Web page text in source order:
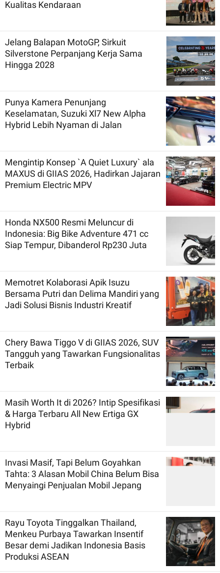
Kualitas Kendaraan
Jelang Balapan MotoGP, Sirkuit
Silverstone Perpanjang Kerja Sama
Hingga 2028
Punya Kamera Penunjang
Keselamatan, Suzuki Xl7 New Alpha
Hybrid Lebih Nyaman di Jalan
Mengintip Konsep `A Quiet Luxury` ala
MAXUS di GIIAS 2026, Hadirkan Jajaran
Premium Electric MPV
Honda NX500 Resmi Meluncur di
Indonesia: Big Bike Adventure 471 cc
Siap Tempur, Dibanderol Rp230 Juta
Memotret Kolaborasi Apik Isuzu
Bersama Putri dan Delima Mandiri yang
Jadi Solusi Bisnis Industri Kreatif
Chery Bawa Tiggo V di GIIAS 2026, SUV
Tangguh yang Tawarkan Fungsionalitas
Terbaik
Masih Worth It di 2026? Intip Spesifikasi
& Harga Terbaru All New Ertiga GX
Hybrid
Invasi Masif, Tapi Belum Goyahkan
Tahta: 3 Alasan Mobil China Belum Bisa
Menyaingi Penjualan Mobil Jepang
Rayu Toyota Tinggalkan Thailand,
Menkeu Purbaya Tawarkan Insentif
Besar demi Jadikan Indonesia Basis
Produksi ASEAN